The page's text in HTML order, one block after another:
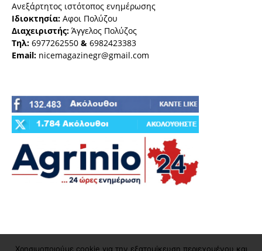
Ανεξάρτητος ιστότοπος ενημέρωσης
Ιδιοκτησία: Αφοι Πολύζου
Διαχειριστής: Άγγελος Πολύζος
Τηλ: 6977262550 & 6982423383
Email: nicemagazinegr@gmail.com
Χρησιμοποιούμε cookie για την εξατομίκευση περιεχομένου και